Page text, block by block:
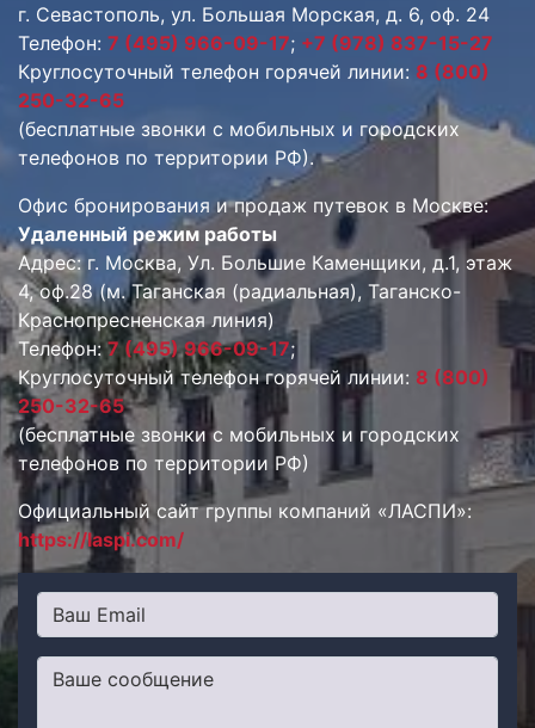
г. Севастополь, ул. Большая Морская, д. 6, оф. 24
Телефон: 7 (495) 966-09-17; +7 (978) 837-15-27
Круглосуточный телефон горячей линии: 8 (800)
250-32-65
(бесплатные звонки с мобильных и городских
телефонов по территории РФ).
Офис бронирования и продаж путевок в Москве:
Удаленный режим работы
Адрес: г. Москва, Ул. Большие Каменщики, д.1, этаж
4, оф.28 (м. Таганская (радиальная), Таганско-
Краснопресненская линия)
Телефон:7 (495) 966-09-17;
Круглосуточный телефон горячей линии: 8 (800)
250-32-65
(бесплатные звонки с мобильных и городских
телефонов по территории РФ)
Официальный сайт группы компаний «ЛАСПИ»:
https://laspi.com/